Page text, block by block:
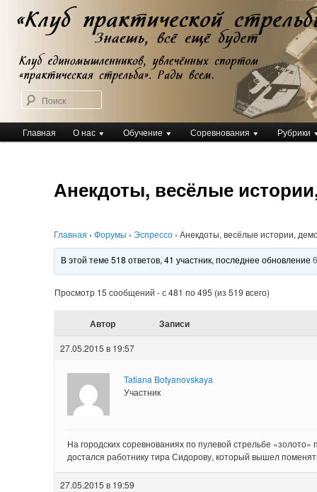
Перейти
основному
содержимому
Клуб практической стрельбы
Клуб практической стрельбы
Главное
меню
Главная О нас Обучение Соревнования Рубрики
Анекдоты, весёлые
Главная › Форумы › Эспрессо › Анекдоты, весёлые истории,
В этой теме 518 ответов, 41 участник, последнее обновление
Просмотр 15 сообщений - с 481 по 495 (из 519 всего)
Автор Записи
27.05.2015 в 19:57
Tatiana Botyanovskaya
Участник
На городских соревнованиях по пулевой стрельбе
достался работнику тира Сидорову, который вышел
27.05.2015 в 19:59